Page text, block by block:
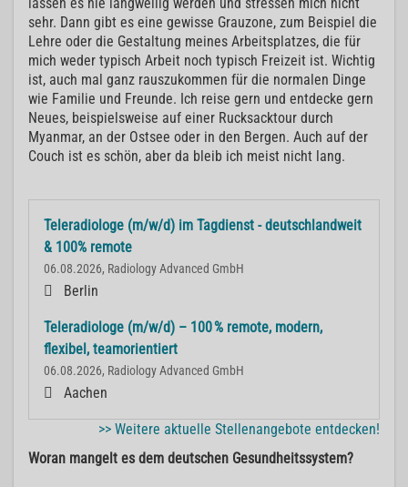
lassen es nie langweilig werden und stressen mich nicht
sehr. Dann gibt es eine gewisse Grauzone, zum Beispiel die
Lehre oder die Gestaltung meines Arbeitsplatzes, die für
mich weder typisch Arbeit noch typisch Freizeit ist. Wichtig
ist, auch mal ganz rauszukommen für die normalen Dinge
wie Familie und Freunde. Ich reise gern und entdecke gern
Neues, beispielsweise auf einer Rucksacktour durch
Myanmar, an der Ostsee oder in den Bergen. Auch auf der
Couch ist es schön, aber da bleib ich meist nicht lang.
Teleradiologe (m/w/d) im Tagdienst - deutschlandweit
& 100% remote
06.08.2026, Radiology Advanced GmbH
Berlin
Teleradiologe (m/w/d) – 100 % remote, modern,
flexibel, teamorientiert
06.08.2026, Radiology Advanced GmbH
Aachen
>> Weitere aktuelle Stellenangebote entdecken!
Woran mangelt es dem deutschen Gesundheitssystem?